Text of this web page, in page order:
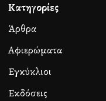
Κατηγορίες
Άρθρα
Αφιερώματα
Εγκύκλιοι
Εκδόσεις